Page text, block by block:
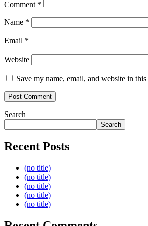
Comment *
Name *
Email *
Website
Save my name, email, and website in
Search
Search
Recent Posts
(no title)
(no title)
(no title)
(no title)
(no title)